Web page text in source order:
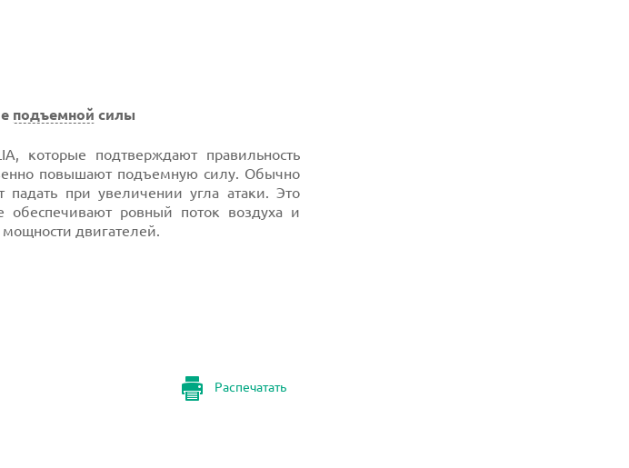
подъемной силы
которые подтверждают правильность
повышают подъемную силу. Обычно
при увеличении угла атаки. Это
ровный поток воздуха и
двигателей.
Распечатать